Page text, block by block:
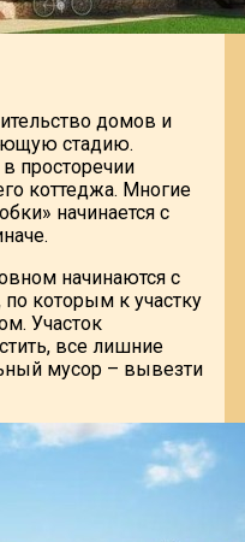
домов и
стадию.
просторечии
коттеджа. Многие
начинается с
начинаются с
которым к участку
Участок
все лишние
мусор – вывезти